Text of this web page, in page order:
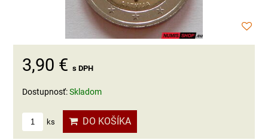
3,90 € s DPH
Dostupnosť:Skladom
ks DO KOŠÍKA